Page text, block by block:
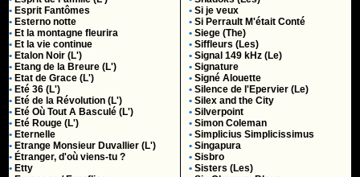
• Esprit Fantômes
• Esterno notte
• Et la montagne fleurira
• Et la vie continue
• Etalon Noir (L')
• Etang de la Breure (L')
• Etat de Grace (L')
• Eté 36 (L')
• Eté de la Révolution (L')
• Eté Où Tout A Basculé (L')
• Eté Rouge (L')
• Eternelle
• Etrange Monsieur Duvallier (L')
• Étranger, d'où viens-tu ?
• Etty
• Si je veux
• Si Perrault M'était Conté
• Siege (The)
• Siffleurs (Les)
• Signal 149 kHz (Le)
• Signature
• Signé Alouette
• Silence de l'Epervier (Le)
• Silex and the City
• Silverpoint
• Simon Coleman
• Simplicius Simplicissimus
• Singapura
• Sisbro
• Sisters (Les)